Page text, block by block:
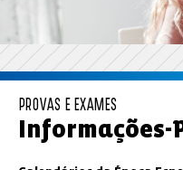
PROVAS E EXAMES
Informações-